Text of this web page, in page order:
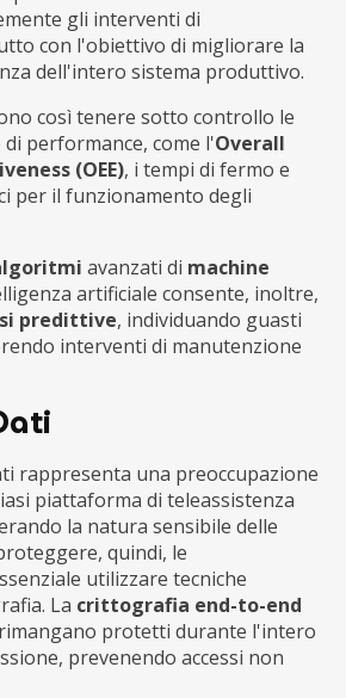
gli interventi di
con l'obiettivo di migliorare la
dell'intero sistema produttivo.
così tenere sotto controllo le
performance, come l'Overall
(OEE), i tempi di fermo e
per il funzionamento degli
avanzati di machine
artificiale consente, inoltre,
predittive, individuando guasti
interventi di manutenzione
rappresenta una preoccupazione
piattaforma di teleassistenza
la natura sensibile delle
quindi, le
utilizzare tecniche
La crittografia end-to-end
protetti durante l'intero
prevenendo accessi non